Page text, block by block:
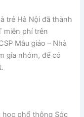
trẻ Hà Nội đã thành
miễn phí trên
Mẫu giáo – Nhà
gia nhóm, để có
học phổ thông Sóc